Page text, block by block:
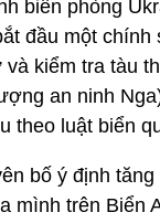
biên phòng
đầu một chính
kiểm tra tàu
an ninh
theo luật biển
bố ý định
mình trên Biển